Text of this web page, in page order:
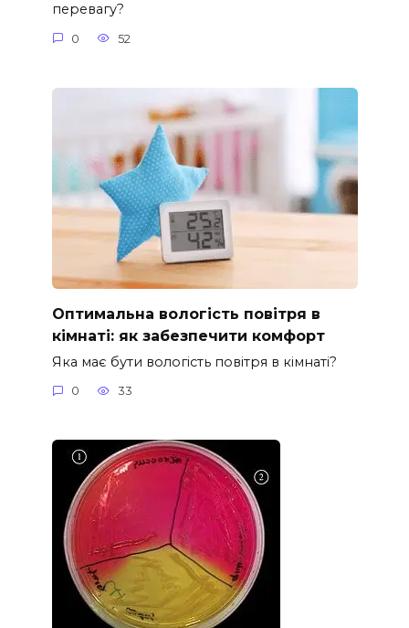
перевагу?
0 52
Оптимальна вологість повітря в
кімнаті: як забезпечити комфорт
Яка має бути вологість повітря в кімнаті?
0 33